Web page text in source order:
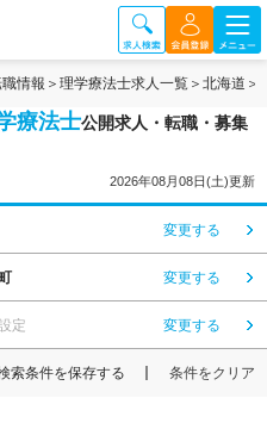
情報 理学療法士求人一覧 北海道
療法士公開求人・転職・募集
2026年08月08日(土)更新
変更する
変更する
定 変更する
索条件を保存する 条件をクリア